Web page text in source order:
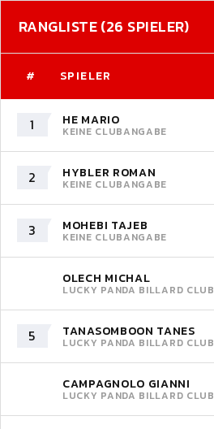
RANGLISTE (26 SPIELER)
# SPIELER
1 HE MARIO
KEINE CLUBANGABE
2 HYBLER ROMAN
KEINE CLUBANGABE
3 MOHEBI TAJEB
KEINE CLUBANGABE
OLECH MICHAL
LUCKY PANDA BILLARD CLUB
5 TANASOMBOON TANES
LUCKY PANDA BILLARD CLUB
CAMPAGNOLO GIANNI
LUCKY PANDA BILLARD CLUB